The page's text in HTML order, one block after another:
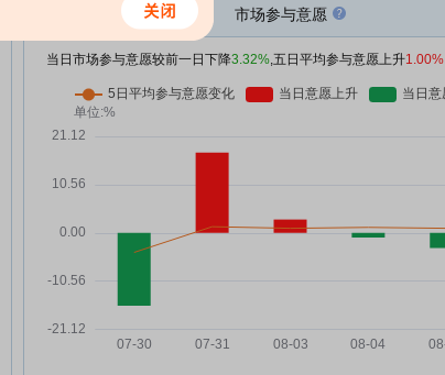
:关于董事会完成换届选
:2026年第二次临时股东
表董事的公告
事培训证明的公告
关于召开2026年第二次
会的提示性公告
市场参与意愿
当日市场参与意愿较前一日下降3.32%,五日平均参与意愿上升1.00%